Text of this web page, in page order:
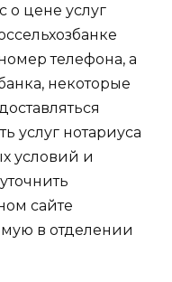
о цене услуг
телефона, а
некоторые
услуг нотариуса
условий и
сайте
в отделении